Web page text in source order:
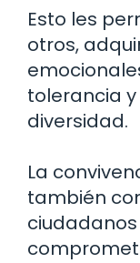
Esto les
otros,
tolerancia
diversidad.
La
también